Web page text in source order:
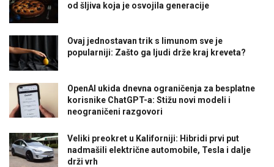
od šljiva koja je osvojila generacije
Ovaj jednostavan trik s limunom sve je
popularniji: Zašto ga ljudi drže kraj kreveta?
OpenAI ukida dnevna ograničenja za besplatne
korisnike ChatGPT-a: Stižu novi modeli i
neograničeni razgovori
Veliki preokret u Kaliforniji: Hibridi prvi put
nadmašili električne automobile, Tesla i dalje
drži vrh